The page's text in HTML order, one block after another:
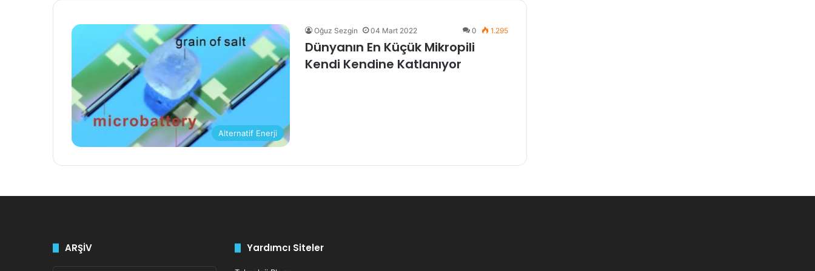
Alternatif Enerji
Oğuz Sezgin 04 Mart 2022 0 1.295
Dünyanın En Küçük Mikropili
Kendi Kendine Katlanıyor
ARŞİV Yardımcı Siteler